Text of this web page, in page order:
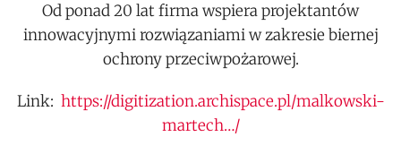
Od ponad 20 lat firma wspiera projektantów
innowacyjnymi rozwiązaniami w zakresie biernej
ochrony przeciwpożarowej.
Link: https://digitization.archispace.pl/malkowski-
martech…/